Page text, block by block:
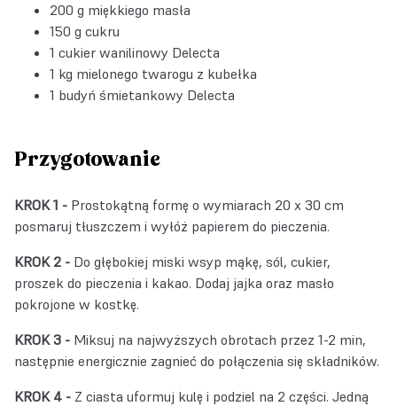
200 g miękkiego masła
150 g cukru
1 cukier wanilinowy Delecta
1 kg mielonego twarogu z kubełka
1 budyń śmietankowy Delecta
Przygotowanie
KROK 1 - Prostokątną formę o wymiarach 20 x 30 cm
posmaruj tłuszczem i wyłóż papierem do pieczenia.
KROK 2 - Do głębokiej miski wsyp mąkę, sól, cukier,
proszek do pieczenia i kakao. Dodaj jajka oraz masło
pokrojone w kostkę.
KROK 3 - Miksuj na najwyższych obrotach przez 1-2 min,
następnie energicznie zagnieć do połączenia się składników.
KROK 4 - Z ciasta uformuj kulę i podziel na 2 części. Jedną